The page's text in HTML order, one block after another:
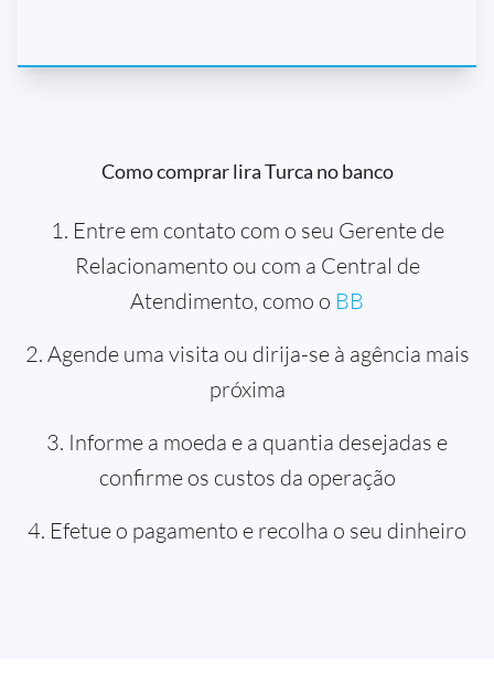
Como comprar lira Turca no banco
1. Entre em contato com o seu Gerente de
Relacionamento ou com a Central de
Atendimento, como o BB
2. Agende uma visita ou dirija-se à agência mais
próxima
3. Informe a moeda e a quantia desejadas e
confirme os custos da operação
4. Efetue o pagamento e recolha o seu dinheiro